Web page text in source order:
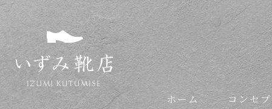
ホーム コンセ